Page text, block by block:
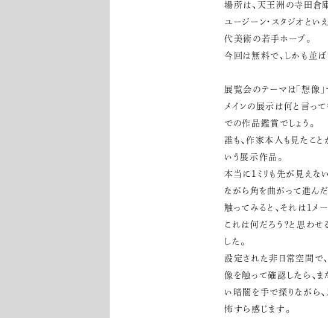
場所は、天王洲の寺田倉
ユージーン・スタジオと
代美術の若手ホープ。
今回は無料で、しかも並ば
展覧会のテーマは「想像」
メインの展示は何と言っ
での作品鑑賞でしょう。
誰も、作家本人も見たこ
いう展示作品。
本当に1ミリも先が見えな
ながら角を曲がって進ん
触ってみると、それは1メ
これは何だろう？と思わせ
した。
設定された非日常空間で
像を触って確認したら、
い暗闇を手で探りながら
怖すら感じます。